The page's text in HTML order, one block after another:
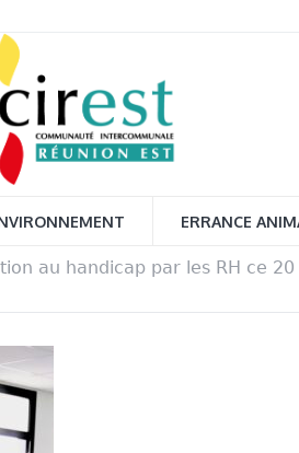
ERRANCE
au handicap par les RH ce